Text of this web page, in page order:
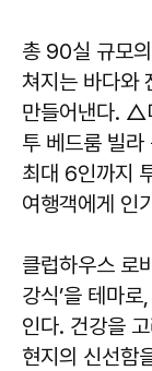
총 90실 규모
쳐지는 바다와
만들어낸다.
투 베드룸 빌라
최대 6인까지
여행객에게 인
클럽하우스 로
강식’을 테마
인다. 건강을
현지의 신선함